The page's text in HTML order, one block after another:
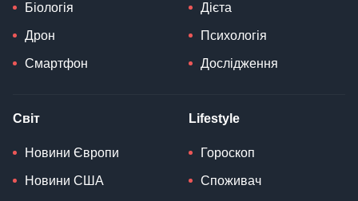
Біологія
Дрон
Смартфон
Дієта
Психологія
Дослідження
Світ
Новини Європи
Новини США
Lifestyle
Гороскоп
Споживач